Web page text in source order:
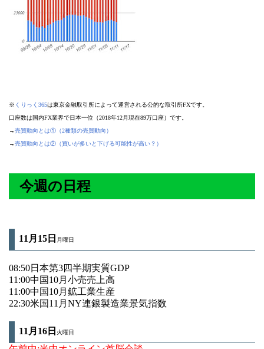
※ くりっく365は東京金融取引所によって運営される公的な取引所FXです。
口座数は国内FX業界で日本一位（2018年12月現在89万口座）です。
→売買動向とは①（2種類の売買動向）
→売買動向とは②（買いが多いと下げる可能性が高い？）
今週の日程
11月15日 月曜日
08:50日本第3四半期実質GDP
11:00中国10月小売売上高
11:00中国10月鉱工業生産
22:30米国11月NY連銀製造業景気指数
11月16 日 火曜日